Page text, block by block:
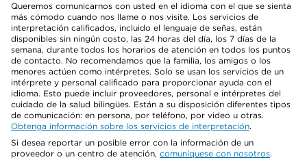
Queremos comunicarnos con usted en el idioma con el que se sienta
más cómodo cuando nos llame o nos visite. Los servicios de
interpretación calificados, incluido el lenguaje de señas, están
disponibles sin ningún costo, las 24 horas del día, los 7 días de la
semana, durante todos los horarios de atención en todos los puntos
de contacto. No recomendamos que la familia, los amigos o los
menores actúen como intérpretes. Solo se usan los servicios de un
intérprete y personal calificado para proporcionar ayuda con el
idioma. Esto puede incluir proveedores, personal e intérpretes del
cuidado de la salud bilingües. Están a su disposición diferentes tipos
de comunicación: en persona, por teléfono, por video u otras.
Obtenga información sobre los servicios de interpretación.
Si desea reportar un posible error con la información de un
proveedor o un centro de atención, comuníquese con nosotros.